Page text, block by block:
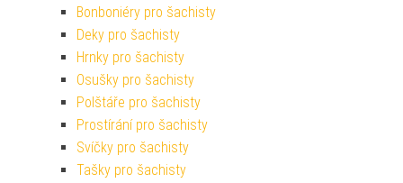
Bonboniéry pro šachisty
Deky pro šachisty
Hrnky pro šachisty
Osušky pro šachisty
Polštáře pro šachisty
Prostírání pro šachisty
Svíčky pro šachisty
Tašky pro šachisty